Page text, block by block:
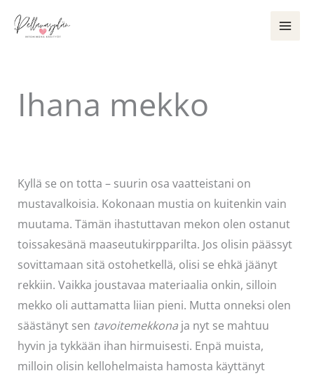
sisältöön
Ihana mekko
Kyllä se on totta – suurin osa vaatteistani on
mustavalkoisia. Kokonaan mustia on kuitenkin vain
muutama. Tämän ihastuttavan mekon olen ostanut
toissakesänä maaseutukirpparilta. Jos olisin päässyt
sovittamaan sitä ostohetkellä, olisi se ehkä jäänyt
rekkiin. Vaikka joustavaa materiaalia onkin, silloin
mekko oli auttamatta liian pieni. Mutta onneksi olen
säästänyt sen tavoitemekkonaja nyt se mahtuu
hyvin ja tykkään ihan hirmuisesti. Enpä muista,
milloin olisin kellohelmaista hamosta käyttänyt